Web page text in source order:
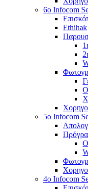
6o Infocom
Ethihak
5o Infocom
4ο Infocom